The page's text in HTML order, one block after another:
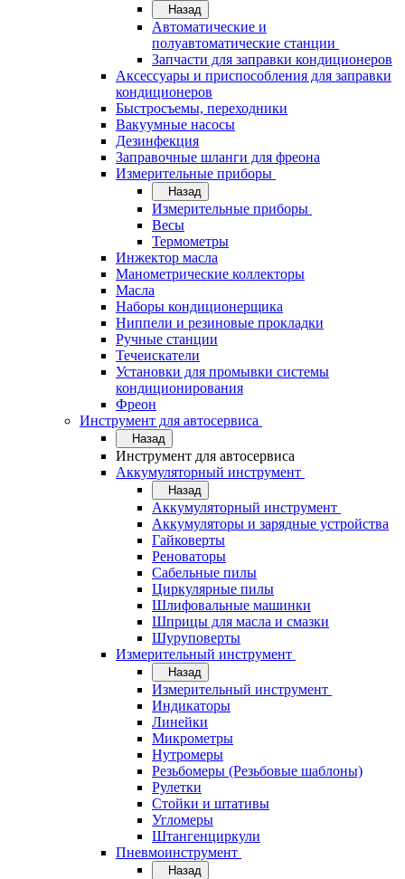
Назад
Автоматические и
полуавтоматические станции
Запчасти для заправки кондиционеров
Аксессуары и приспособления для заправки
кондиционеров
Быстросъемы, переходники
Вакуумные насосы
Дезинфекция
Заправочные шланги для фреона
Измерительные приборы
Назад
Измерительные приборы
Весы
Термометры
Инжектор масла
Манометрические коллекторы
Масла
Наборы кондиционерщика
Ниппели и резиновые прокладки
Ручные станции
Течеискатели
Установки для промывки системы
кондиционирования
Фреон
Инструмент для автосервиса
Назад
Инструмент для автосервиса
Аккумуляторный инструмент
Назад
Аккумуляторный инструмент
Аккумуляторы и зарядные устройства
Гайковерты
Реноваторы
Сабельные пилы
Циркулярные пилы
Шлифовальные машинки
Шприцы для масла и смазки
Шуруповерты
Измерительный инструмент
Назад
Измерительный инструмент
Индикаторы
Линейки
Микрометры
Нутромеры
Резьбомеры (Резьбовые шаблоны)
Рулетки
Стойки и штативы
Угломеры
Штангенциркули
Пневмоинструмент
Назад